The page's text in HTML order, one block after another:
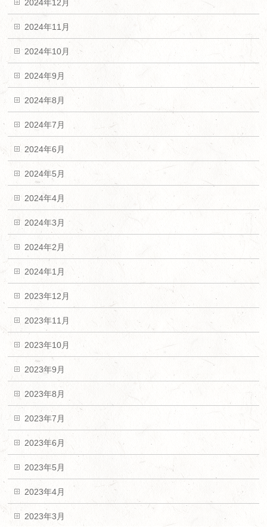
2024年12月
2024年11月
2024年10月
2024年9月
2024年8月
2024年7月
2024年6月
2024年5月
2024年4月
2024年3月
2024年2月
2024年1月
2023年12月
2023年11月
2023年10月
2023年9月
2023年8月
2023年7月
2023年6月
2023年5月
2023年4月
2023年3月